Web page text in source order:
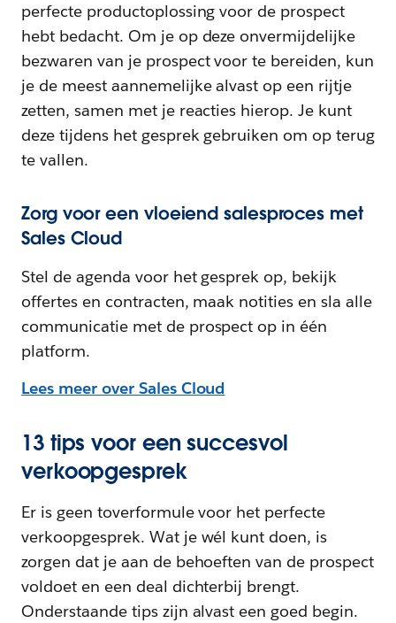
perfecte productoplossing voor de prospect
hebt bedacht. Om je op deze onvermijdelijke
bezwaren van je prospect voor te bereiden, kun
je de meest aannemelijke alvast op een rijtje
zetten, samen met je reacties hierop. Je kunt
deze tijdens het gesprek gebruiken om op terug
te vallen.
Zorg voor een vloeiend salesproces met
Sales Cloud
Stel de agenda voor het gesprek op, bekijk
offertes en contracten, maak notities en sla alle
communicatie met de prospect op in één
platform.
Lees meer over Sales Cloud
13 tips voor een succesvol
verkoopgesprek
Er is geen toverformule voor het perfecte
verkoopgesprek. Wat je wél kunt doen, is
zorgen dat je aan de behoeften van de prospect
voldoet en een deal dichterbij brengt.
Onderstaande tips zijn alvast een goed begin.